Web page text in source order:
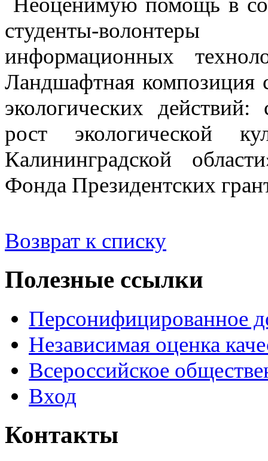
студенты-волонтеры
информационных
Ландшафтная композиция
экологических
рост экологической
Калининградской
Фонда Президентских
Возврат к списку
Полезные ссылки
Персонифицированное
Независимая оценка
Всероссийское
Вход
Контакты